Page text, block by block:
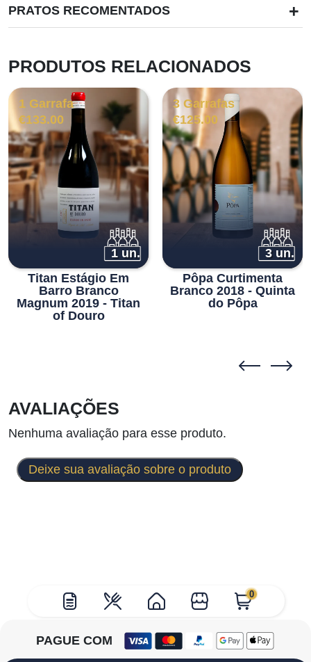
0
PRATOS RECOMENTADOS +
PRODUTOS RELACIONADOS
1 Garrafa
€133.00
1 un.
Titan Estágio Em
Barro Branco
Magnum 2019 - Titan
of Douro
3 Garrafas
€125.00
3 un.
Pôpa Curtimenta
Branco 2018 - Quinta
do Pôpa
AVALIAÇÕES
Nenhuma avaliação para esse produto.
Deixe sua avaliação sobre o produto
PAGUE COM